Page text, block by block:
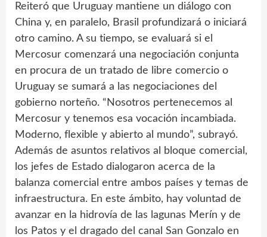
Reiteró que Uruguay mantiene un diálogo con
China y, en paralelo, Brasil profundizará o iniciará
otro camino. A su tiempo, se evaluará si el
Mercosur comenzará una negociación conjunta
en procura de un tratado de libre comercio o
Uruguay se sumará a las negociaciones del
gobierno norteño. “Nosotros pertenecemos al
Mercosur y tenemos esa vocación incambiada.
Moderno, flexible y abierto al mundo”, subrayó.
Además de asuntos relativos al bloque comercial,
los jefes de Estado dialogaron acerca de la
balanza comercial entre ambos países y temas de
infraestructura. En este ámbito, hay voluntad de
avanzar en la hidrovía de las lagunas Merín y de
los Patos y el dragado del canal San Gonzalo en